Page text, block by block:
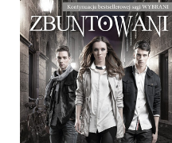
ZBUNTOWANI
C.J. DAUGHERTY
OPRAWA MIĘKKA